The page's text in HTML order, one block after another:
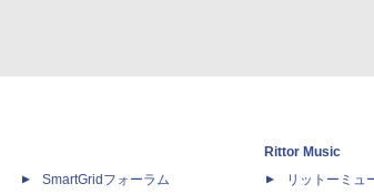
SmartGridフォーラム
Rittor Music
リットーミュ